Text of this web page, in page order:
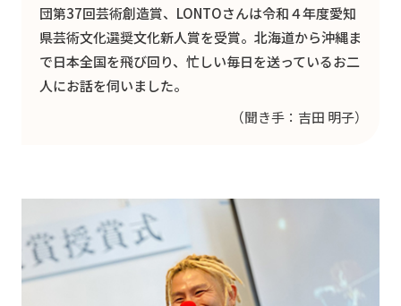
団第37回芸術創造賞、LONTOさんは令和４年度愛知
県芸術文化選奨文化新人賞を受賞。北海道から沖縄ま
で日本全国を飛び回り、忙しい毎日を送っているお二
人にお話を伺いました。
（聞き手：吉田 明子）